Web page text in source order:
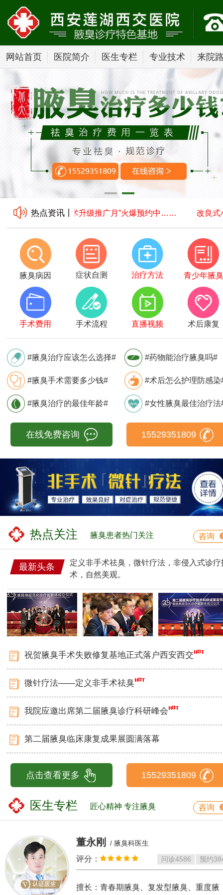
网站首页 医院简介 医生专栏 专业技术 来院
热点资讯丨
口汗腺清除术技术升级推广月”火爆预约中…… 改良式
腋臭病因 症状自测 治疗方法 青少年腋臭
手术费用 手术流程 直播视频 术后康复
#腋臭治疗应该怎么选择# #药物能治疗腋臭吗#
#腋臭手术需要多少钱# #术后怎么护理防感染
#腋臭治疗的最佳年龄# #女性腋臭最佳治疗法
在线免费咨询 15529351809
热点关注 腋臭患者热门关注 咨询
最新头条
定义非手术祛臭，微针疗法，非侵入式诊疗
术，自然美观。
祝贺腋臭手术失败修复基地正式落户西安西交
微针疗法——定义非手术祛臭
我院应邀出席第二届腋臭诊疗科研峰会
第二届腋臭临床康复成果展圆满落幕
点击查看更多 15529351809
医生专栏 匠心精神 专注腋臭 咨询
董永刚 / 腋臭科医生
评分： 问诊4586 预约
擅长：青春期腋臭、复发型腋臭、重度腋